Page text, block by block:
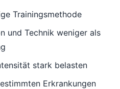
Trainingsmethode
und Technik weniger als
stark belasten
Erkrankungen